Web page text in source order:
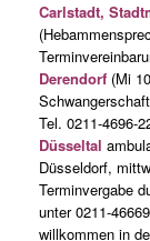
Carlstadt,
Derendorf (Mi
Tel. 0211-4696-
Düsseltal
Düsseldorf,
Terminvergabe
unter 0211-
willkommen in